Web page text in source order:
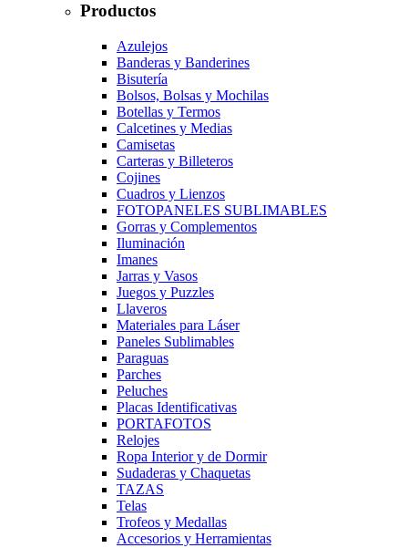
Productos
Azulejos
Banderas y Banderines
Bisutería
Bolsos, Bolsas y Mochilas
Botellas y Termos
Calcetines y Medias
Camisetas
Carteras y Billeteros
Cojines
Cuadros y Lienzos
FOTOPANELES SUBLIMABLES
Gorras y Complementos
Iluminación
Imanes
Jarras y Vasos
Juegos y Puzzles
Llaveros
Materiales para Láser
Paneles Sublimables
Paraguas
Parches
Peluches
Placas Identificativas
PORTAFOTOS
Relojes
Ropa Interior y de Dormir
Sudaderas y Chaquetas
TAZAS
Telas
Trofeos y Medallas
Accesorios y Herramientas